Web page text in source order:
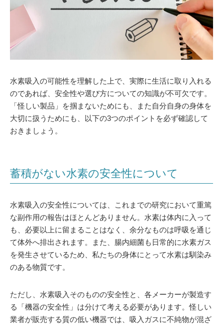
水素吸入の可能性を理解した上で、実際に生活に取り入れる
のであれば、安全性や選び方についての知識が不可欠です。
「怪しい製品」を掴まないためにも、また自分自身の身体を
大切に扱うためにも、以下の3つのポイントを必ず確認して
おきましょう。
蓄積がない水素の安全性について
水素吸入の安全性については、これまでの研究において重篤
な副作用の報告はほとんどありません。水素は体内に入って
も、必要以上に留まることはなく、余分なものは呼吸を通じ
て体外へ排出されます。また、腸内細菌も日常的に水素ガス
を発生させているため、私たちの身体にとって水素は馴染み
のある物質です。
ただし、水素吸入そのものの安全性と、各メーカーが製造す
る「機器の安全性」は分けて考える必要があります。怪しい
業者が販売する質の低い機器では、吸入ガスに不純物が混ざ